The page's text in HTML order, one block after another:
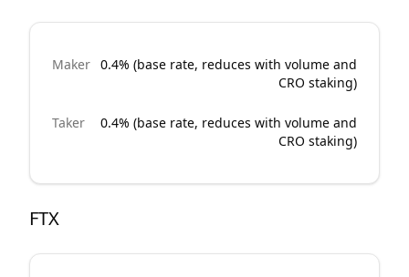
Maker 0.4% (base rate, reduces with volume and
CRO staking)
Taker
0.4% (base rate, reduces with volume and
CRO staking)
FTX